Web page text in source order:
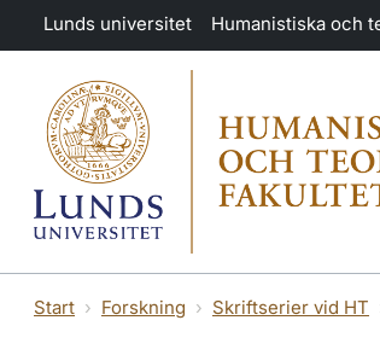
Hoppa till huvudinnehåll
Lunds universitet Humanistiska och
Start Forskning Skriftserier vid HT